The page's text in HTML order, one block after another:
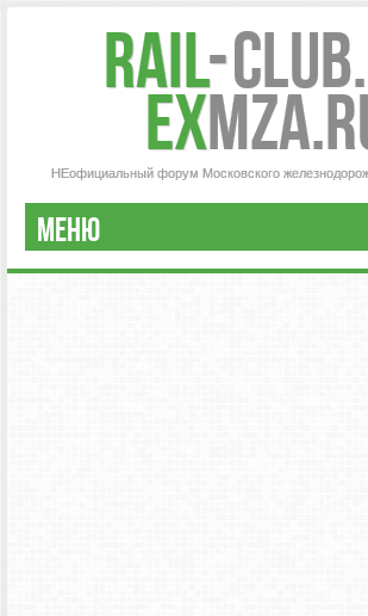
Rail-
ex
НЕофициальный форум Московского
МЕНЮ
РЕГИСТРАЦИЯ